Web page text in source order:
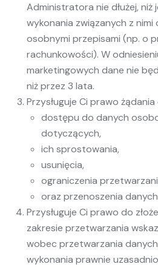
Administratora nie dłużej,
wykonania związanych z
osobnymi przepisami (np. o
rachunkowości). W
marketingowych dane nie
niż przez 3 lata.
Przysługuje Ci prawo
dostępu do danych
dotyczących,
ich sprostowania,
usunięcia,
ograniczenia
oraz przenoszenia
Przysługuje Ci prawo do
zakresie przetwarzania
wobec przetwarzania
wykonania prawnie